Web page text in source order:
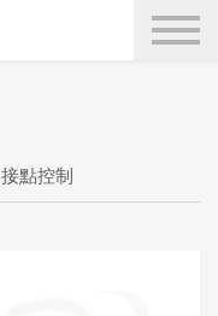
接點控制